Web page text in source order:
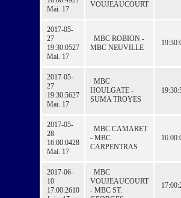
Mai. 17
VOUJEAUCOURT
2017-05-
27
19:30:0527
Mai. 17
MBC ROBION -
MBC NEUVILLE
2017-05-
27
19:30:5627
Mai. 17
MBC
HOULGATE -
SUMA TROYES
2017-05-
28
16:00:0428
Mai. 17
MBC CAMARET
- MBC
CARPENTRAS
2017-06-
10
17:00:2610
MBC
VOUJEAUCOURT
- MBC ST.